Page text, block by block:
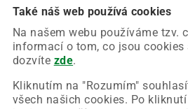
Také náš web používá cookies
Na našem webu používáme tzv.
informací o tom, co jsou cookies
dozvíte zde.
Kliknutím na "Rozumím"
všech našich cookies. Po
Chyba nastala na naší straně
Zkuste prosím znovu načíst